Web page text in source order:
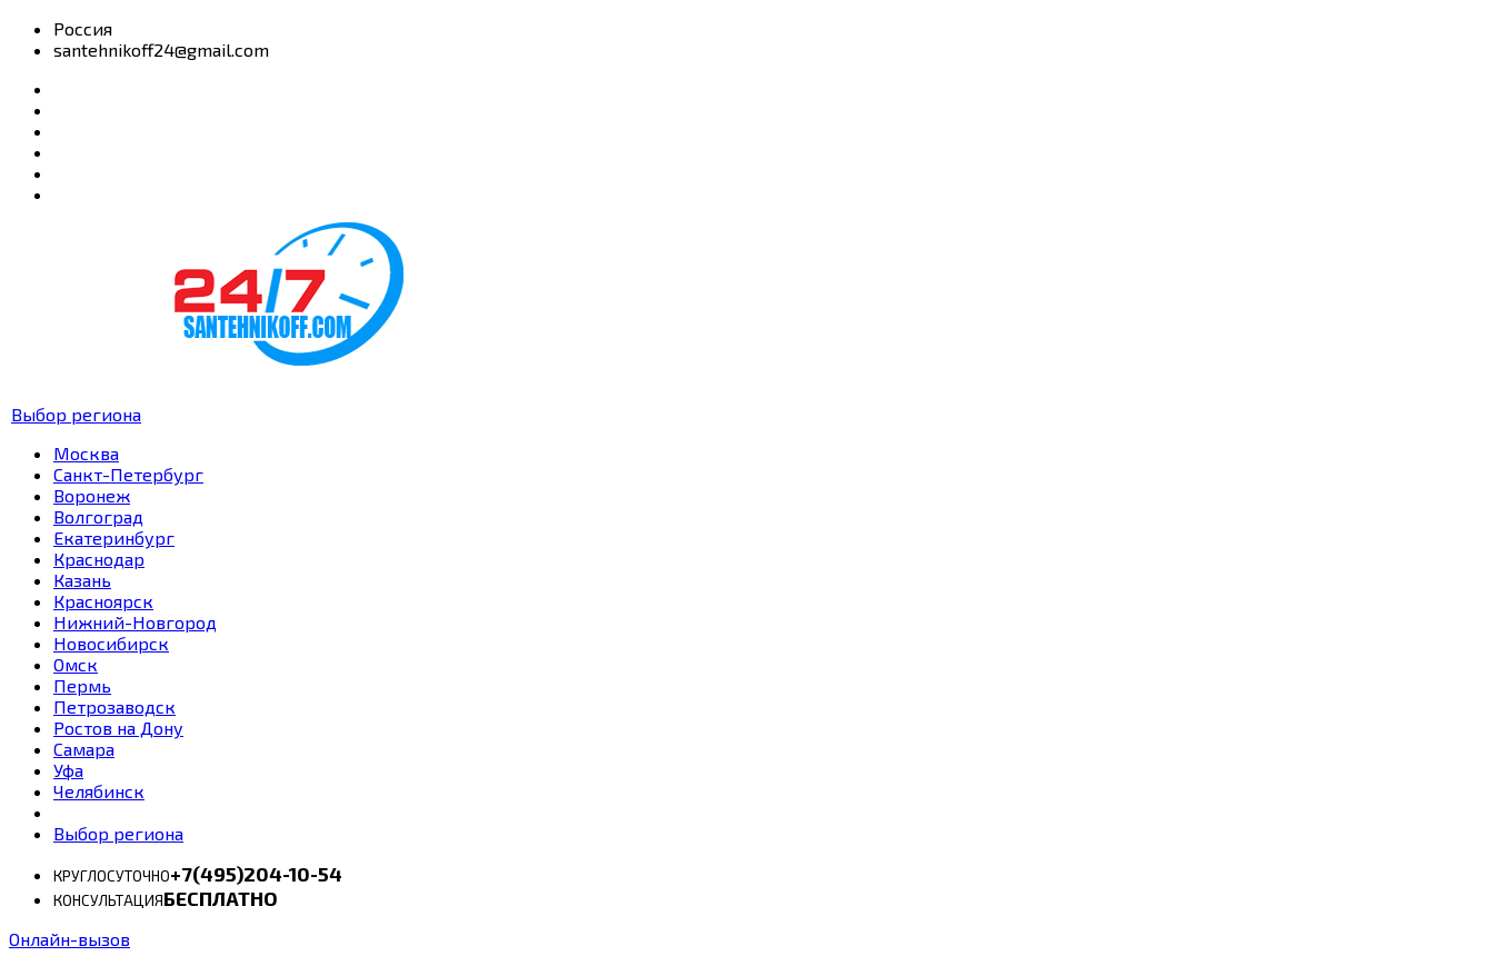
Россия
santehnikoff24@gmail.com
Выбор региона
Москва
Санкт-Петербург
Воронеж
Волгоград
Екатеринбург
Краснодар
Казань
Красноярск
Нижний-Новгород
Новосибирск
Омск
Пермь
Петрозаводск
Ростов на Дону
Самара
Уфа
Челябинск
Выбор региона
КРУГЛОСУТОЧНО+7(495)204-10-54
КОНСУЛЬТАЦИЯБЕСПЛАТНО
Онлайн-вызов